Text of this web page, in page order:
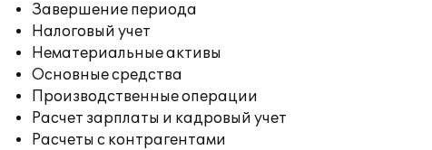
Завершение периода
Налоговый учет
Нематериальные активы
Основные средства
Производственные операции
Расчет зарплаты и кадровый учет
Расчеты с контрагентами